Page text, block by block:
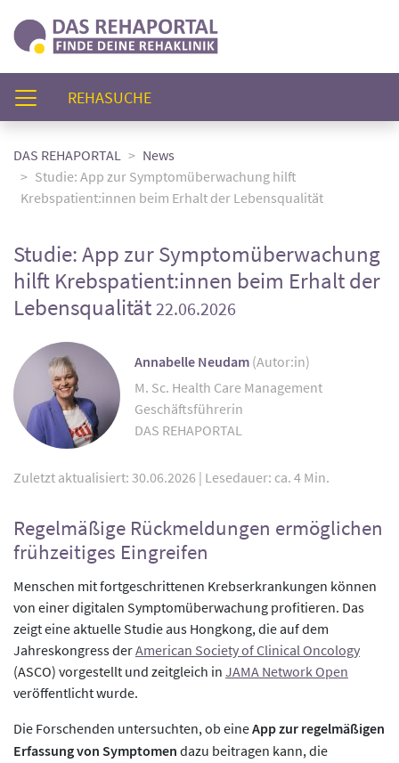
REHASUCHE(AKTUELL)
DAS REHAPORTAL
News
Studie: App zur Symptomüberwachung hilft
Krebspatient:innen beim Erhalt der Lebensqualität
Studie: App zur Symptomüberwachung
hilft Krebspatient:innen beim Erhalt der
Lebensqualität22.06.2026
Annabelle Neudam (Autor:in)
M. Sc. Health Care Management
Geschäftsführerin
DAS REHAPORTAL
Zuletzt aktualisiert: 30.06.2026 | Lesedauer: ca. 4 Min.
Regelmäßige Rückmeldungen ermöglichen
frühzeitiges Eingreifen
Menschen mit fortgeschrittenen Krebserkrankungen können
von einer digitalen Symptomüberwachung profitieren. Das
zeigt eine aktuelle Studie aus Hongkong, die auf dem
Jahreskongress derAmerican Society of Clinical Oncology
(ASCO) vorgestellt und zeitgleich in JAMA Network Open
veröffentlicht wurde.
Die Forschenden untersuchten, ob eineApp zur regelmäßigen
Erfassung von Symptomen dazu beitragen kann, die